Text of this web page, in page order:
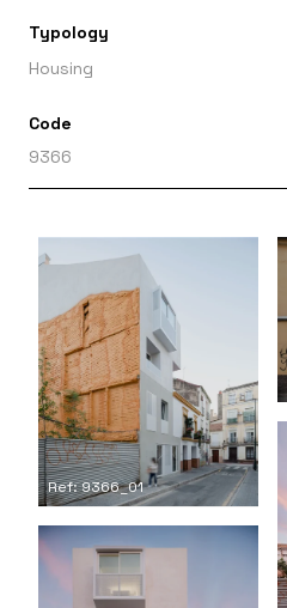
Typology
Housing
Code
9366
Ref: 9366_01